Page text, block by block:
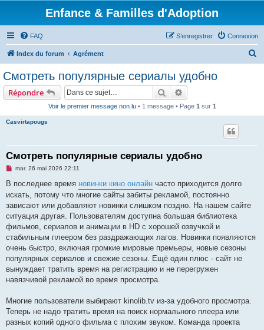
Enfance & Familles d'Adoption
FAQ Connexion
S’enregistrer
Index du forum Agrément
Смотреть популярные сериалы удобно
Répondre Rechercher
Voir le premier message non lu• 1 message • Page 1 sur 1
Casvirtapougs
Смотреть популярные сериалы удобно
M
s
a
g
e
n
o
n
l
u
mar. 26 mai 2026 22:11
В последнее время новинки кино онлайн часто приходится долго
искать, потому что многие сайты забиты рекламой, постоянно
зависают или добавляют новинки слишком поздно. На нашем сайте
ситуация другая. Пользователям доступна большая библиотека
фильмов, сериалов и анимации в HD с хорошей озвучкой и
стабильным плеером без раздражающих лагов. Новинки появляются
очень быстро, включая громкие мировые премьеры, новые сезоны
популярных сериалов и свежие сезоны. Ещё один плюс - сайт не
вынуждает тратить время на регистрацию и не перегружен
навязчивой рекламой во время просмотра.
Многие пользователи выбирают kinolib.tv из-за удобного просмотра.
Теперь не надо тратить время на поиск нормального плеера или
разных копий одного фильма с плохим звуком. Команда проекта